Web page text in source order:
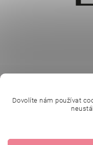
Online
Dovolíte nám používat